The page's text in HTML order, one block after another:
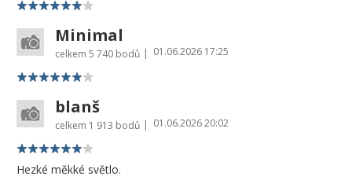
Minimal
celkem 5 740 bodů | 01.06.2026 17:25
blanš
celkem 1 913 bodů | 01.06.2026 20:02
Hezké měkké světlo.